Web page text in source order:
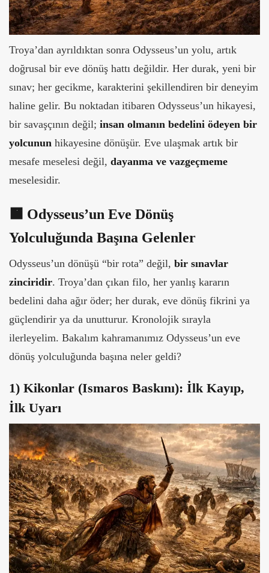
Troya’dan ayrıldıktan sonra Odysseus’un yolu, artık
doğrusal bir eve dönüş hattı değildir. Her durak, yeni bir
sınav; her gecikme, karakterini şekillendiren bir deneyim
haline gelir. Bu noktadan itibaren Odysseus’un hikayesi,
bir savaşçının değil; insan olmanın bedelini ödeyen bir
yolcunun hikayesine dönüşür. Eve ulaşmak artık bir
mesafe meselesi değil, dayanma ve vazgeçmeme
meselesidir.
🟧 Odysseus’un Eve Dönüş
Yolculuğunda Başına Gelenler
Odysseus’un dönüşü “bir rota” değil, bir sınavlar
zinciridir. Troya’dan çıkan filo, her yanlış kararın
bedelini daha ağır öder; her durak, eve dönüş fikrini ya
güçlendirir ya da unutturur. Kronolojik sırayla
ilerleyelim. Bakalım kahramanımız Odysseus’un eve
dönüş yolculuğunda başına neler geldi?
1) Kikonlar (Ismaros Baskını): İlk Kayıp,
İlk Uyarı